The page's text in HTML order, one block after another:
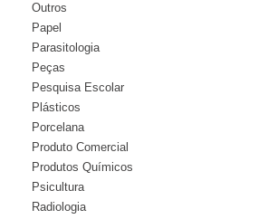
Outros
Papel
Parasitologia
Peças
Pesquisa Escolar
Plásticos
Porcelana
Produto Comercial
Produtos Químicos
Psicultura
Radiologia